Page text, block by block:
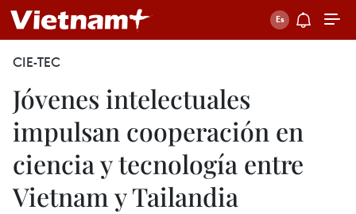
CIE-TEC
Jóvenes intelectuales
impulsan cooperación en
ciencia y tecnología entre
Vietnam y Tailandia